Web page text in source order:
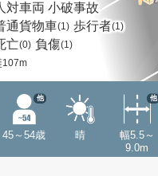
対車両 小破事故
通貨物車(1) 歩行者(1)
亡(0) 負傷(1)
107m
45～54歳
他
晴
幅5.5～
9.0m
他